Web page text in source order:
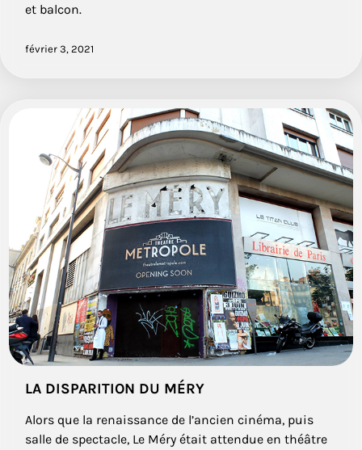
et balcon.
février 3, 2021
LA DISPARITION DU MÉRY
Alors que la renaissance de l’ancien cinéma, puis
salle de spectacle, Le Méry était attendue en théâtre